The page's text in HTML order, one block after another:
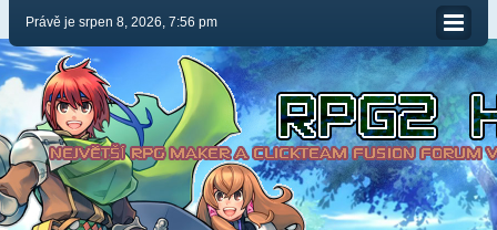
Právě je srpen 8, 2026, 7:56 pm